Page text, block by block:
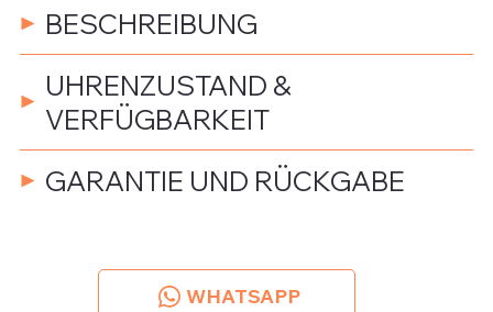
BESCHREIBUNG
UHRENZUSTAND &
VERFÜGBARKEIT
GARANTIE UND RÜCKGABE
WHATSAPP